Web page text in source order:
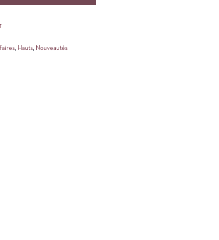
, Hauts, Nouveautés